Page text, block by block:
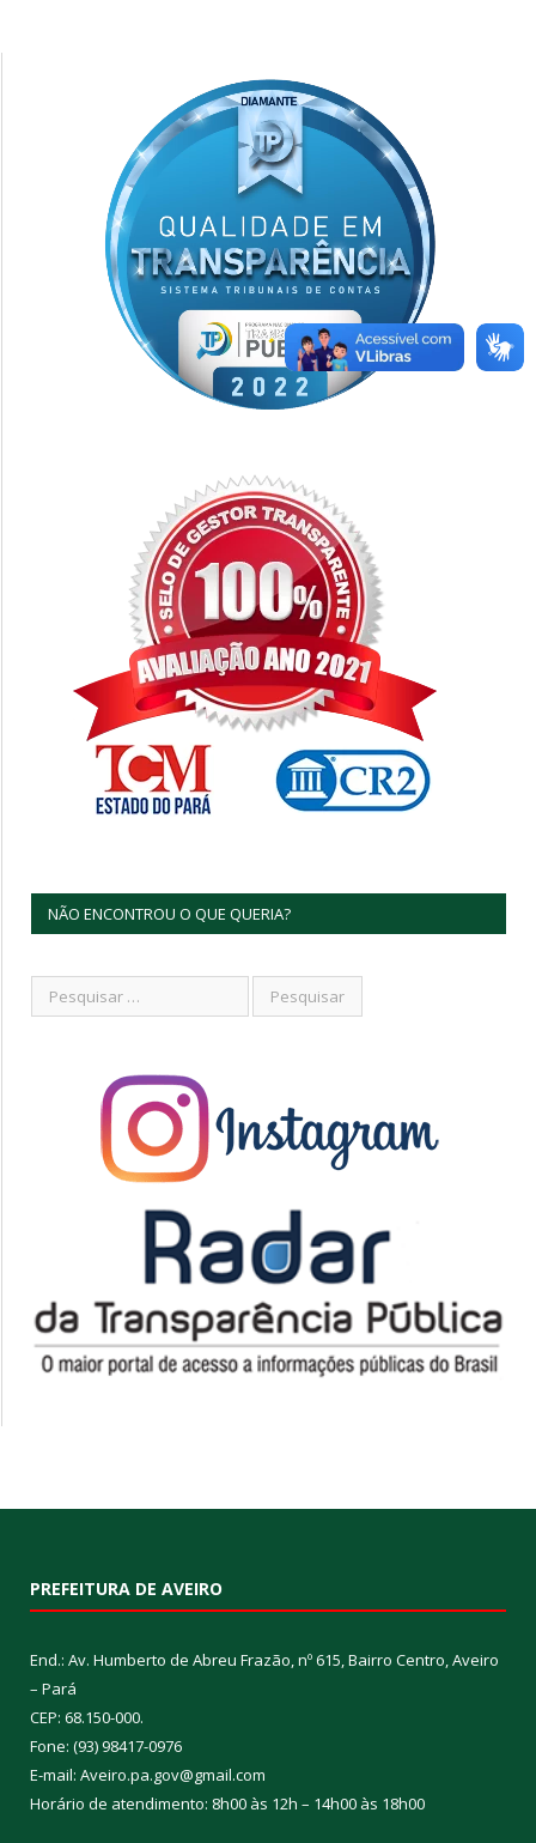
NÃO ENCONTROU O QUE QUERIA?
PREFEITURA DE AVEIRO
End.: Av. Humberto de Abreu Frazão, nº 615, Bairro Centro, Aveiro
– Pará
CEP: 68.150-000.
Fone: (93) 98417-0976
E-mail: Aveiro.pa.gov@gmail.com
Horário de atendimento: 8h00 às 12h – 14h00 às 18h00